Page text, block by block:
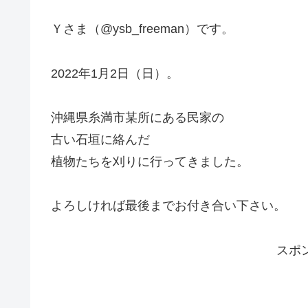
Ｙさま（@ysb_freeman）です。
2022年1月2日（日）。
沖縄県糸満市某所にある民家の
古い石垣に絡んだ
植物たちを刈りに行ってきました。
よろしければ最後までお付き合い下さい。
スポ